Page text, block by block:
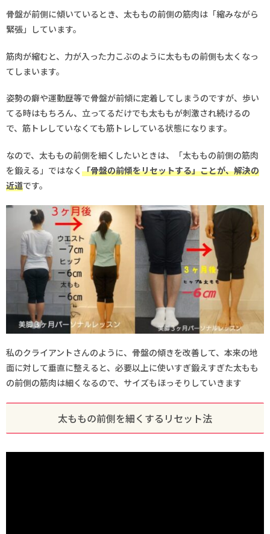
骨盤が前側に傾いているとき、太ももの前側の筋肉は「縮みながら
緊張」しています。
筋肉が縮むと、力が入った力こぶのように太ももの前側も太くなっ
てしまいます。
姿勢の癖や運動歴等で骨盤が前傾に定着してしまうのですが、歩い
てる時はもちろん、立ってるだけでも太ももが刺激され続けるの
で、筋トレしていなくても筋トレしている状態になります。
なので、太ももの前側を細くしたいときは、「太ももの前側の筋肉
を鍛える」ではなく 「骨盤の前傾をリセットする」ことが、解決の
近道です。
私のクライアントさんのように、骨盤の傾きを改善して、本来の地
面に対して垂直に整えると、必要以上に使いすぎ鍛えすぎた太もも
の前側の筋肉は細くなるので、サイズもほっそりしていきます
太ももの前側を細くするリセット法